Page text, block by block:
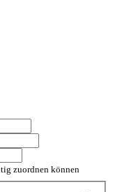
zuordnen können